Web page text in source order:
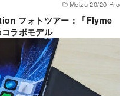
Meizu 20/20 Pro
フォトツアー：「Flyme
ラボモデル